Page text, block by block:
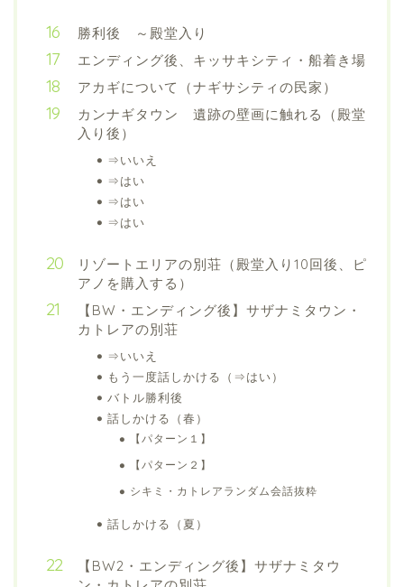
勝利後 ～殿堂入り
エンディング後、キッサキシティ・船着き場
アカギについて（ナギサシティの民家）
カンナギタウン 遺跡の壁画に触れる（殿堂
入り後）
⇒いいえ
⇒はい
⇒はい
⇒はい
リゾートエリアの別荘（殿堂入り10回後、ピ
アノを購入する）
【BW・エンディング後】サザナミタウン・
カトレアの別荘
⇒いいえ
もう一度話しかける（⇒はい）
バトル勝利後
話しかける（春）
【パターン１】
【パターン２】
シキミ・カトレアランダム会話抜粋
話しかける（夏）
【BW2・エンディング後】サザナミタウ